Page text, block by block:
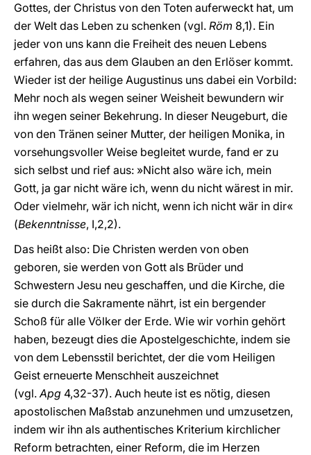
Gottes, der Christus von den Toten auferweckt hat, um
der Welt das Leben zu schenken (vgl. Röm 8,1). Ein
jeder von uns kann die Freiheit des neuen Lebens
erfahren, das aus dem Glauben an den Erlöser kommt.
Wieder ist der heilige Augustinus uns dabei ein Vorbild:
Mehr noch als wegen seiner Weisheit bewundern wir
ihn wegen seiner Bekehrung. In dieser Neugeburt, die
von den Tränen seiner Mutter, der heiligen Monika, in
vorsehungsvoller Weise begleitet wurde, fand er zu
sich selbst und rief aus: »Nicht also wäre ich, mein
Gott, ja gar nicht wäre ich, wenn du nicht wärest in mir.
Oder vielmehr, wär ich nicht, wenn ich nicht wär in dir«
(Bekenntnisse, I,2,2).
Das heißt also: Die Christen werden von oben
geboren, sie werden von Gott als Brüder und
Schwestern Jesu neu geschaffen, und die Kirche, die
sie durch die Sakramente nährt, ist ein bergender
Schoß für alle Völker der Erde. Wie wir vorhin gehört
haben, bezeugt dies die Apostelgeschichte, indem sie
von dem Lebensstil berichtet, der die vom Heiligen
Geist erneuerte Menschheit auszeichnet
(vgl.Apg 4,32-37). Auch heute ist es nötig, diesen
apostolischen Maßstab anzunehmen und umzusetzen,
indem wir ihn als authentisches Kriterium kirchlicher
Reform betrachten, einer Reform, die im Herzen